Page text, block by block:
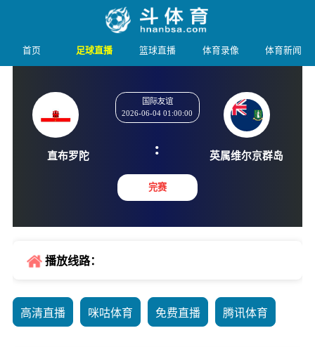
首页 足球直播 篮球直播 体育录像 体育新闻
国际友谊
2026-06-04 01:00:00
:
完赛
播放线路：
高清直播 咪咕体育 免费直播 腾讯体育